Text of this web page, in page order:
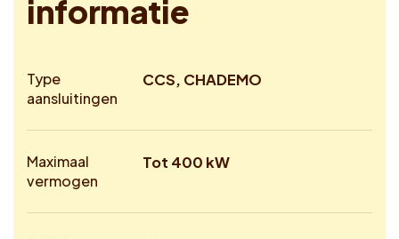
informatie
Type
aansluitingen
CCS, CHADEMO
Maximaal
vermogen
Tot 400 kW